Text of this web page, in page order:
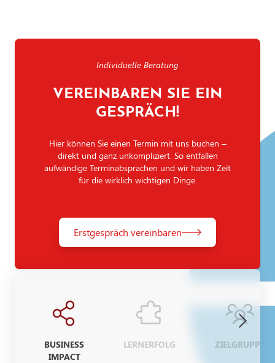
Individuelle Beratung
VEREINBAREN SIE EIN
GESPRÄCH!
Hier können Sie einen Termin mit uns buchen –
direkt und ganz unkompliziert. So entfallen
aufwändige Terminabsprachen und wir haben Zeit
für die wirklich wichtigen Dinge.
Erstgespräch vereinbaren
BUSINESS
IMPACT
LERNERFOLG ZIELGRUPPE